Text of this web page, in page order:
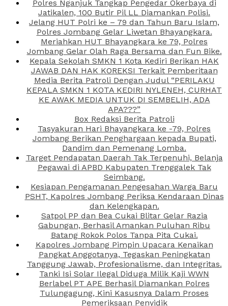
Polres Nganjuk Tangkap Pengedar Okerbaya di
Jatikalen, 100 Butir Pil LL Diamankan Polisi.
Jelang HUT Polri ke – 79 dan Tahun Baru Islam,
Polres Jombang Gelar Liwetan Bhayangkara.
Meriahkan HUT Bhayangkara ke 79, Polres
Jombang Gelar Olah Raga Bersama dan Fun Bike.
Kepala Sekolah SMKN 1 Kota Kediri Berikan HAK
JAWAB DAN HAK KOREKSI Terkait Pemberitaan
Media Berita Patroli Dengan Judul “PERILAKU
KEPALA SMKN 1 KOTA KEDIRI NYLENEH, CURHAT
KE AWAK MEDIA UNTUK DI SEMBELIH, ADA
APA???”
Box Redaksi Berita Patroli
Tasyakuran Hari Bhayangkara ke -79, Polres
Jombang Berikan Penghargaan kepada Bupati,
Dandim dan Pemenang Lomba.
Target Pendapatan Daerah Tak Terpenuhi, Belanja
Pegawai di APBD Kabupaten Trenggalek Tak
Seimbang.
Kesiapan Pengamanan Pengesahan Warga Baru
PSHT, Kapolres Jombang Periksa Kendaraan Dinas
dan Kelengkapan.
Satpol PP dan Bea Cukai Blitar Gelar Razia
Gabungan, Berhasil Amankan Puluhan Ribu
Batang Rokok Polos Tanpa Pita Cukai.
Kapolres Jombang Pimpin Upacara Kenaikan
Pangkat Anggotanya, Tegaskan Peningkatan
Tanggung Jawab, Profesionalisme, dan Integritas.
Tanki Isi Solar Ilegal Diduga Milik Kaji WWN
Berlabel PT APE Berhasil Diamankan Polres
Tulungagung, Kini Kasusnya Dalam Proses
Pemeriksaan Penyidik